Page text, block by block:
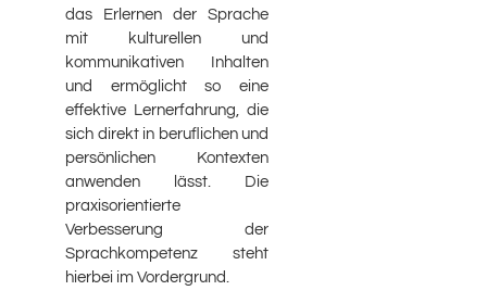
das Erlernen der Sprache
mit kulturellen und
kommunikativen Inhalten
und ermöglicht so eine
effektive Lernerfahrung, die
sich direkt in beruflichen und
persönlichen Kontexten
anwenden lässt. Die
praxisorientierte
Verbesserung der
Sprachkompetenz steht
hierbei im Vordergrund.